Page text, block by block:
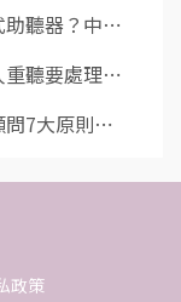
助聽器？中⋯
重聽要處理⋯
問7大原則⋯
政策